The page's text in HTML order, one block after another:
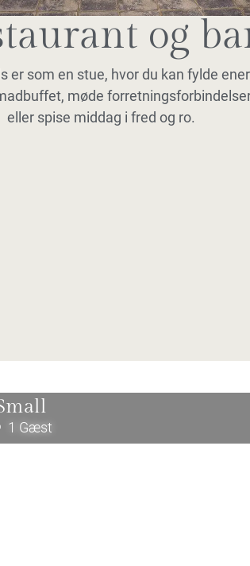
og
er som en stue, hvor du kan fylde
møde
eller spise middag i fred og ro.
1 Gæst